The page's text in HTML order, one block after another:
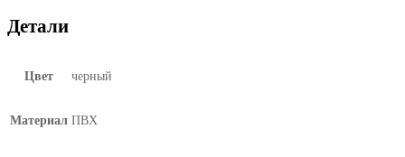
Детали
Цвет черный
Материал ПВХ